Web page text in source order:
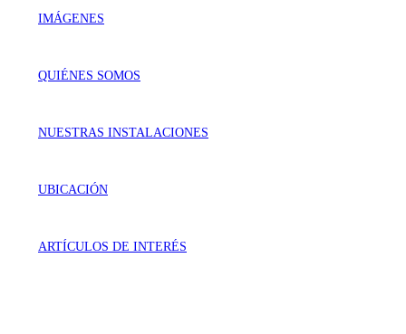
IMÁGENES
QUIÉNES SOMOS
NUESTRAS INSTALACIONES
UBICACIÓN
ARTÍCULOS DE INTERÉS